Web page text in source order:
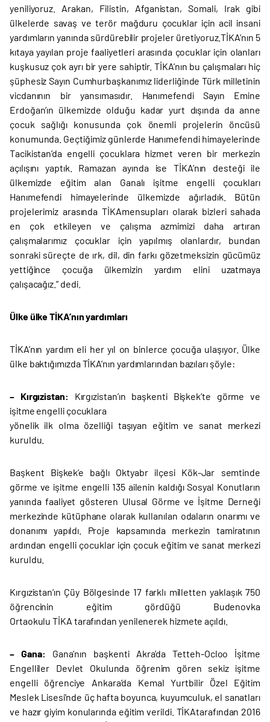
yeniliyoruz. Arakan, Filistin, Afganistan, Somali, Irak gibi
ülkelerde savaş ve terör mağduru çocuklar için acil insani
yardımların yanında sürdürebilir projeler üretiyoruz.TİKA’nın 5
kıtaya yayılan proje faaliyetleri arasında çocuklar için olanları
kuşkusuz çok ayrı bir yere sahiptir. TİKA’nın bu çalışmaları hiç
şüphesiz Sayın Cumhurbaşkanımız liderliğinde Türk milletinin
vicdanının bir yansımasıdır. Hanımefendi Sayın Emine
Erdoğan’ın ülkemizde olduğu kadar yurt dışında da anne
çocuk sağlığı konusunda çok önemli projelerin öncüsü
konumunda. Geçtiğimiz günlerde Hanımefendi himayelerinde
Tacikistan’da engelli çocuklara hizmet veren bir merkezin
açılışını yaptık. Ramazan ayında ise TİKA’nın desteği ile
ülkemizde eğitim alan Ganalı işitme engelli çocukları
Hanımefendi himayelerinde ülkemizde ağırladık. Bütün
projelerimiz arasında TİKAmensupları olarak bizleri sahada
en çok etkileyen ve çalışma azmimizi daha artıran
çalışmalarımız çocuklar için yapılmış olanlardır, bundan
sonraki süreçte de ırk, dil, din farkı gözetmeksizin gücümüz
yettiğince çocuğa ülkemizin yardım elini uzatmaya
çalışacağız.” dedi.
Ülke ülke TİKA’nın yardımları
TİKA’nın yardım eli her yıl on binlerce çocuğa ulaşıyor. Ülke
ülke baktığımızda TİKA’nın yardımlarından bazıları şöyle:
– Kırgızistan: Kırgızistan’ın başkenti Bişkek’te görme ve
işitme engelli çocuklara
yönelik ilk olma özelliği taşıyan eğitim ve sanat merkezi
kuruldu.
Başkent Bişkek’e bağlı Oktyabr ilçesi Kök-Jar semtinde
görme ve işitme engelli 135 ailenin kaldığı Sosyal Konutların
yanında faaliyet gösteren Ulusal Görme ve İşitme Derneği
merkezinde kütüphane olarak kullanılan odaların onarımı ve
donanımı yapıldı. Proje kapsamında merkezin tamiratının
ardından engelli çocuklar için çocuk eğitim ve sanat merkezi
kuruldu.
Kırgızistan’ın Çüy Bölgesinde 17 farklı milletten yaklaşık 750
öğrencinin eğitim gördüğü Budenovka
Ortaokulu TİKA tarafından yenilenerek hizmete açıldı.
– Gana: Gana’nın başkenti Akra’da Tetteh-Ocloo İşitme
Engelliler Devlet Okulunda öğrenim gören sekiz işitme
engelli öğrenciye Ankara’da Kemal Yurtbilir Özel Eğitim
Meslek Lisesi’nde üç hafta boyunca, kuyumculuk, el sanatları
ve hazır giyim konularında eğitim verildi. TİKAtarafından 2016